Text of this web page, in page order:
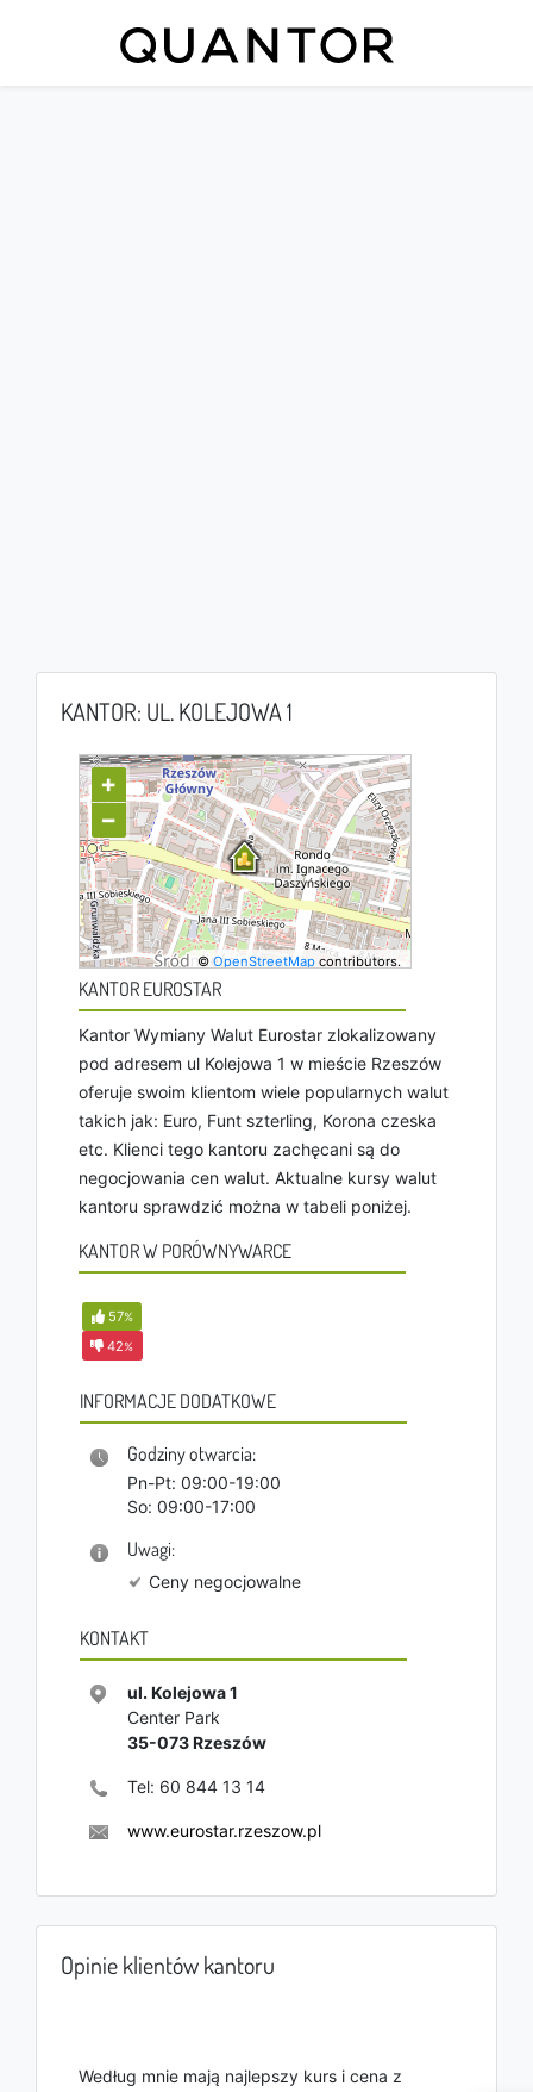
KANTOR: UL. KOLEJOWA 1
+
−
©OpenStreetMap contributors.
KANTOR EUROSTAR
Kantor Wymiany Walut Eurostar zlokalizowany
pod adresem ul Kolejowa 1 w mieście Rzeszów
oferuje swoim klientom wiele popularnych walut
takich jak: Euro, Funt szterling, Korona czeska
etc. Klienci tego kantoru zachęcani są do
negocjowania cen walut. Aktualne kursy walut
kantoru sprawdzić można w tabeli poniżej.
KANTOR W PORÓWNYWARCE
57%
42%
INFORMACJE DODATKOWE
Godziny otwarcia:
Pn-Pt: 09:00-19:00
So: 09:00-17:00
Uwagi:
Ceny negocjowalne
KONTAKT
ul. Kolejowa 1
Center Park
35-073Rzeszów
Tel: 60 844 13 14
www.eurostar.rzeszow.pl
Opinie klientów kantoru
Według mnie mają najlepszy kurs i cena z